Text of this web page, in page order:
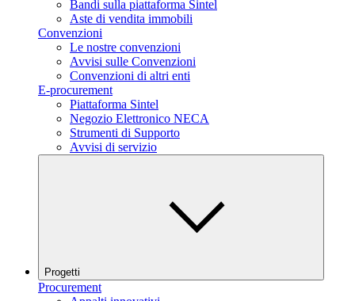
Bandi sulla piattaforma Sintel
Aste di vendita immobili
Convenzioni
Le nostre convenzioni
Avvisi sulle Convenzioni
Convenzioni di altri enti
E-procurement
Piattaforma Sintel
Negozio Elettronico NECA
Strumenti di Supporto
Avvisi di servizio
Progetti
Procurement